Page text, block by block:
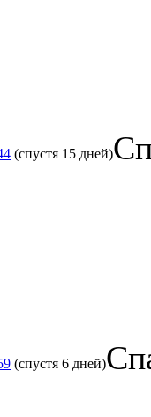
(спустя 15 дней)
(спустя 6 дней)